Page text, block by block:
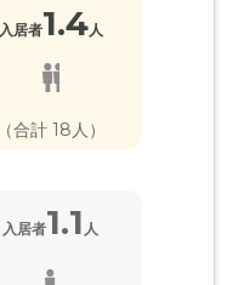
入居者1.4人
（合計 18人）
入居者1.1 人